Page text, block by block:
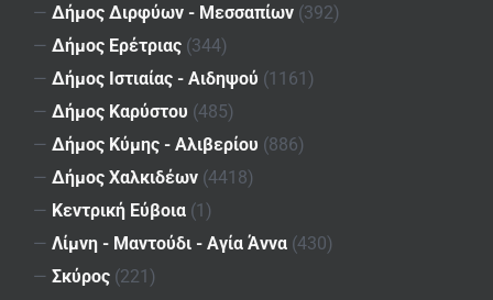
— Δήμος Διρφύων - Μεσσαπίων (392)
— Δήμος Ερέτριας (344)
— Δήμος Ιστιαίας - Αιδηψού (1161)
— Δήμος Καρύστου (485)
— Δήμος Κύμης - Αλιβερίου (886)
— Δήμος Χαλκιδέων (4418)
— Κεντρική Εύβοια (1)
— Λίμνη - Μαντούδι - Αγία Άννα (430)
— Σκύρος (221)